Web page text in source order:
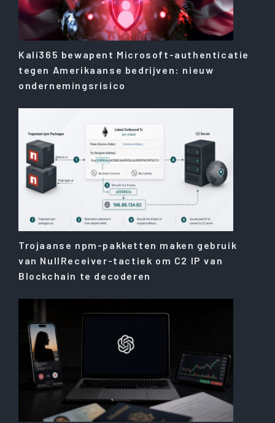
Kali365 bewapent Microsoft-authenticatie
tegen Amerikaanse bedrijven: nieuw
ondernemingsrisico
Trojaanse npm-pakketten maken gebruik
van NullReceiver-tactiek om C2 IP van
Blockchain te decoderen